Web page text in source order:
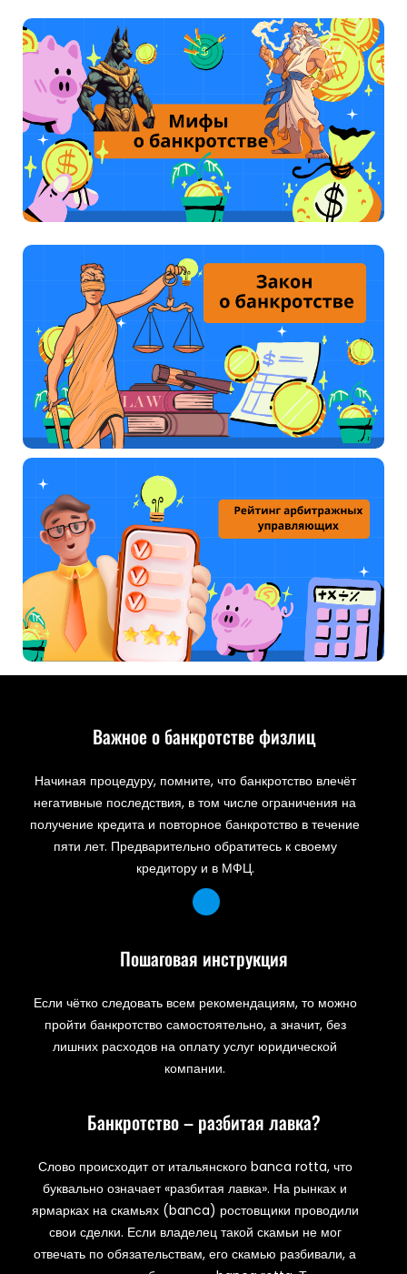
Важное о банкротстве физлиц
Начиная процедуру, помните, что банкротство влечёт
негативные последствия, в том числе ограничения на
получение кредита и повторное банкротство в течение
пяти лет. Предварительно обратитесь к своему
кредитору и в МФЦ.
Пошаговая инструкция
Если чётко следовать всем рекомендациям, то можно
пройти банкротство самостоятельно, а значит, без
лишних расходов на оплату услуг юридической
компании.
Банкротство – разбитая лавка?
Слово происходит от итальянского banca rotta, что
буквально означает «разбитая лавка». На рынках и
ярмарках на скамьях (banca) ростовщики проводили
свои сделки. Если владелец такой скамьи не мог
отвечать по обязательствам, его скамью разбивали, а